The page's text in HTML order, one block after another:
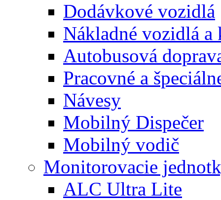
Dodávkové vozidlá
Nákladné vozidlá a
Autobusová
Pracovné a
Návesy
Mobilný Dispečer
Mobilný vodič
Monitorovacie
ALC Ultra Lite